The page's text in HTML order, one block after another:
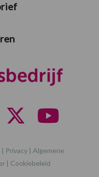
Privacy | Algemene
| Cookiebeleid